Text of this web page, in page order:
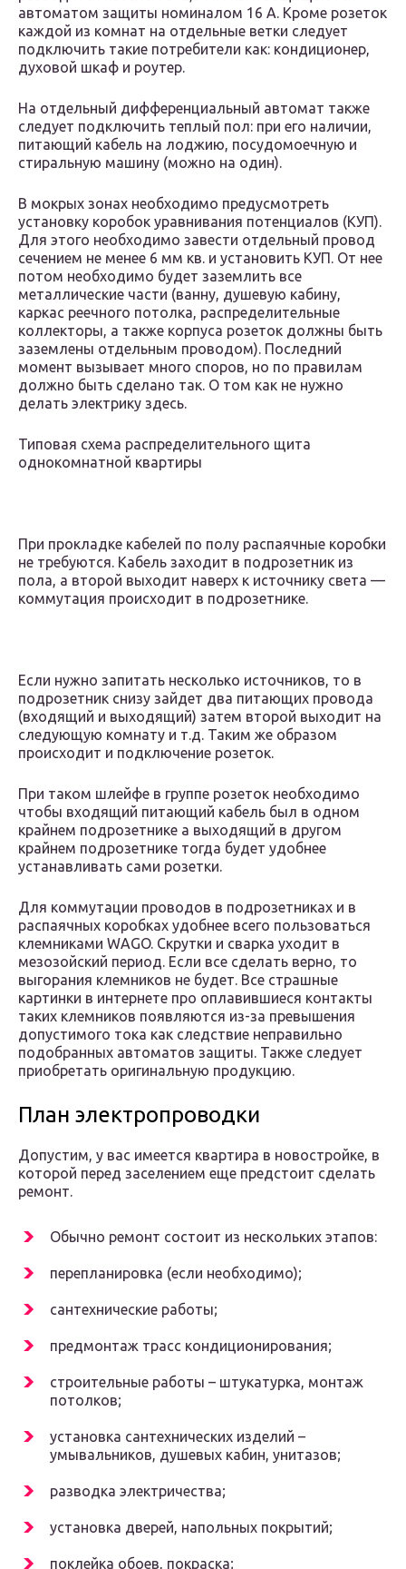
автоматом защиты номиналом 16 А. Кроме розеток
каждой из комнат на отдельные ветки следует
подключить такие потребители как: кондиционер,
духовой шкаф и роутер.
На отдельный дифференциальный автомат также
следует подключить теплый пол: при его наличии,
питающий кабель на лоджию, посудомоечную и
стиральную машину (можно на один).
В мокрых зонах необходимо предусмотреть
установку коробок уравнивания потенциалов (КУП).
Для этого необходимо завести отдельный провод
сечением не менее 6 мм кв. и установить КУП. От нее
потом необходимо будет заземлить все
металлические части (ванну, душевую кабину,
каркас реечного потолка, распределительные
коллекторы, а также корпуса розеток должны быть
заземлены отдельным проводом). Последний
момент вызывает много споров, но по правилам
должно быть сделано так. О том как не нужно
делать электрику здесь.
Типовая схема распределительного щита
однокомнатной квартиры
При прокладке кабелей по полу распаячные коробки
не требуются. Кабель заходит в подрозетник из
пола, а второй выходит наверх к источнику света —
коммутация происходит в подрозетнике.
Если нужно запитать несколько источников, то в
подрозетник снизу зайдет два питающих провода
(входящий и выходящий) затем второй выходит на
следующую комнату и т.д. Таким же образом
происходит и подключение розеток.
При таком шлейфе в группе розеток необходимо
чтобы входящий питающий кабель был в одном
крайнем подрозетнике а выходящий в другом
крайнем подрозетнике тогда будет удобнее
устанавливать сами розетки.
Для коммутации проводов в подрозетниках и в
распаячных коробках удобнее всего пользоваться
клемниками WAGO. Скрутки и сварка уходит в
мезозойский период. Если все сделать верно, то
выгорания клемников не будет. Все страшные
картинки в интернете про оплавившиеся контакты
таких клемников появляются из-за превышения
допустимого тока как следствие неправильно
подобранных автоматов защиты. Также следует
приобретать оригинальную продукцию.
План электропроводки
Допустим, у вас имеется квартира в новостройке, в
которой перед заселением еще предстоит сделать
ремонт.
Обычно ремонт состоит из нескольких этапов:
перепланировка (если необходимо);
сантехнические работы;
предмонтаж трасс кондиционирования;
строительные работы – штукатурка, монтаж
потолков;
установка сантехнических изделий –
умывальников, душевых кабин, унитазов;
разводка электричества;
установка дверей, напольных покрытий;
поклейка обоев, покраска;